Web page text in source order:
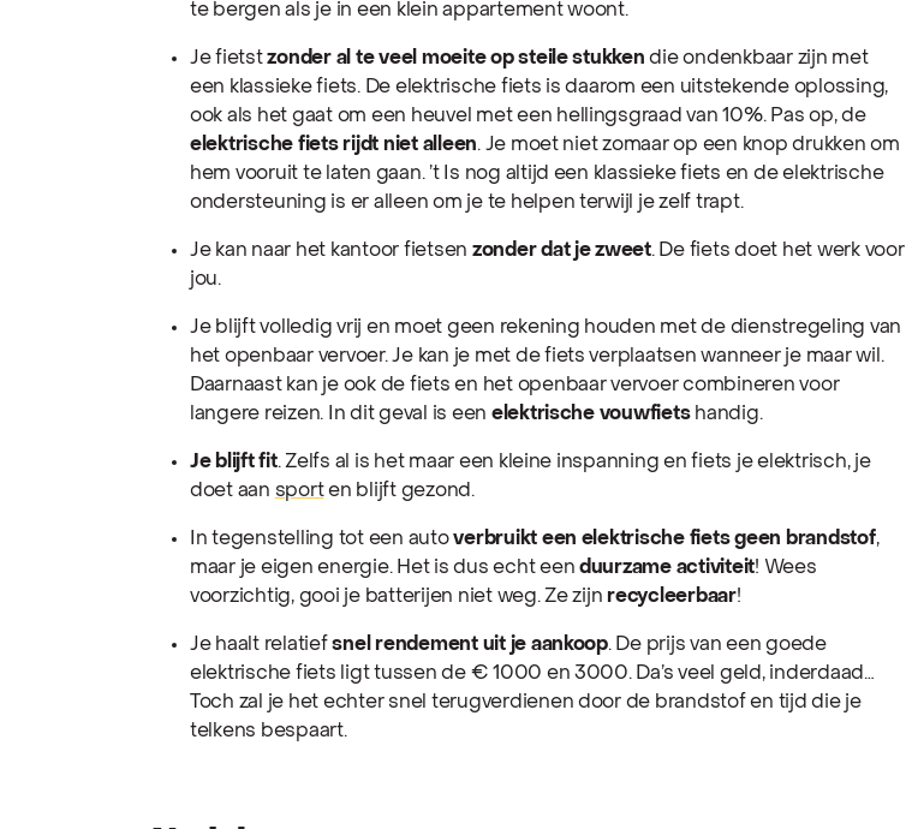
te bergen als je in een klein appartement woont.
Je fietstzonder al te veel moeite op steile stukken die ondenkbaar zijn met
een klassieke fiets. De elektrische fiets is daarom een uitstekende oplossing,
ook als het gaat om een heuvel met een hellingsgraad van 10%. Pas op, de
elektrische fiets rijdt niet alleen. Je moet niet zomaar op een knop drukken om
hem vooruit te laten gaan. ’t Is nog altijd een klassieke fiets en de elektrische
ondersteuning is er alleen om je te helpen terwijl je zelf trapt.
Je kan naar het kantoor fietsen zonder dat je zweet. De fiets doet het werk voor
jou.
Je blijft volledig vrij en moet geen rekening houden met de dienstregeling van
het openbaar vervoer. Je kan je met de fiets verplaatsen wanneer je maar wil.
Daarnaast kan je ook de fiets en het openbaar vervoer combineren voor
langere reizen. In dit geval is een elektrische vouwfiets handig.
Je blijft fit. Zelfs al is het maar een kleine inspanning en fiets je elektrisch, je
doet aan sporten blijft gezond.
In tegenstelling tot een autoverbruikt een elektrische fiets geen brandstof,
maar je eigen energie. Het is dus echt een duurzame activiteit! Wees
voorzichtig, gooi je batterijen niet weg. Ze zijn recycleerbaar!
Je haalt relatiefsnel rendement uit je aankoop. De prijs van een goede
elektrische fiets ligt tussen de € 1000 en 3000. Da’s veel geld, inderdaad…
Toch zal je het echter snel terugverdienen door de brandstof en tijd die je
telkens bespaart.